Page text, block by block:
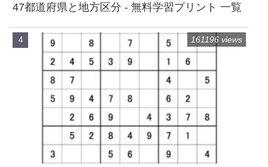
47都道府県と地方区分 - 無料学習プリント 一覧
161196 views